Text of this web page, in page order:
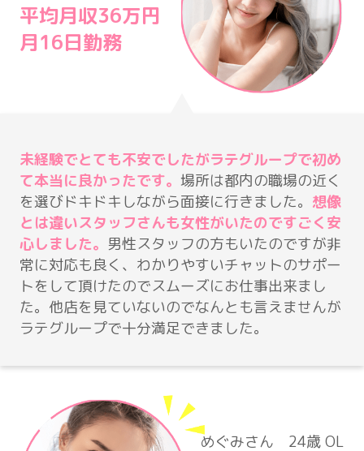
平均月収36万円
月16日勤務
未経験でとても不安でしたがラテグループで初め
て本当に良かったです。 場所は都内の職場の近く
を選びドキドキしながら面接に行きました。 想像
とは違いスタッフさんも女性がいたのですごく安
心しました。 男性スタッフの方もいたのですが非
常に対応も良く、わかりやすいチャットのサポー
トをして頂けたのでスムーズにお仕事出来まし
た。他店を見ていないのでなんとも言えませんが
ラテグループで十分満足できました。
めぐみさん 24歳 OL